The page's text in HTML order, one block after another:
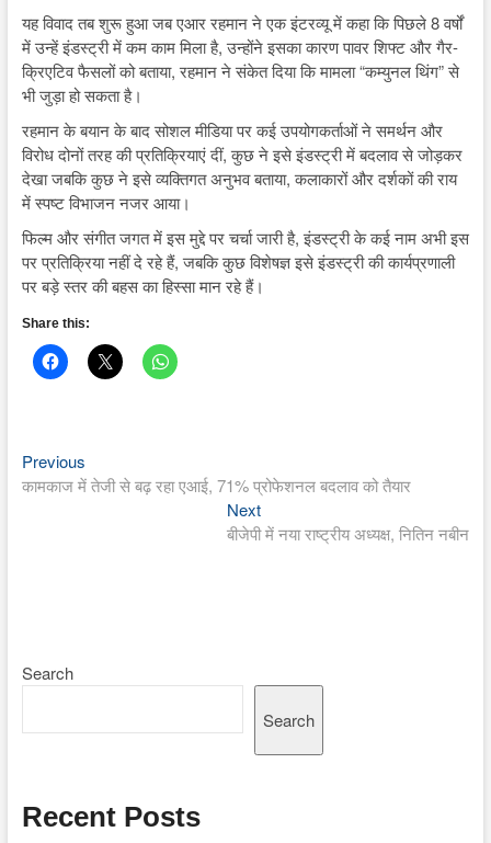
यह विवाद तब शुरू हुआ जब एआर रहमान ने एक इंटरव्यू में कहा कि पिछले 8 वर्षों
में उन्हें इंडस्ट्री में कम काम मिला है, उन्होंने इसका कारण पावर शिफ्ट और गैर-
क्रिएटिव फैसलों को बताया, रहमान ने संकेत दिया कि मामला “कम्युनल थिंग” से
भी जुड़ा हो सकता है।
रहमान के बयान के बाद सोशल मीडिया पर कई उपयोगकर्ताओं ने समर्थन और
विरोध दोनों तरह की प्रतिक्रियाएं दीं, कुछ ने इसे इंडस्ट्री में बदलाव से जोड़कर
देखा जबकि कुछ ने इसे व्यक्तिगत अनुभव बताया, कलाकारों और दर्शकों की राय
में स्पष्ट विभाजन नजर आया।
फिल्म और संगीत जगत में इस मुद्दे पर चर्चा जारी है, इंडस्ट्री के कई नाम अभी इस
पर प्रतिक्रिया नहीं दे रहे हैं, जबकि कुछ विशेषज्ञ इसे इंडस्ट्री की कार्यप्रणाली
पर बड़े स्तर की बहस का हिस्सा मान रहे हैं।
Share this:
Post
navigation
PreviousPrevious
post:
कामकाज में तेजी से बढ़ रहा एआई, 71% प्रोफेशनल बदलाव को तैयार
NextNext
post:
बीजेपी में नया राष्ट्रीय अध्यक्ष, नितिन नबीन
Search
Search
Recent Posts